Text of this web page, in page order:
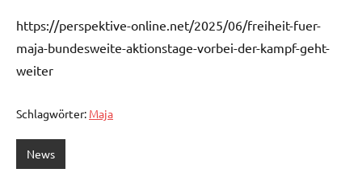
https://perspektive-online.net/2025/06/freiheit-fuer-
maja-bundesweite-aktionstage-vorbei-der-kampf-geht-
weiter
Schlagwörter: Maja
News